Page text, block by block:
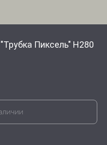
Пиксель" Н280